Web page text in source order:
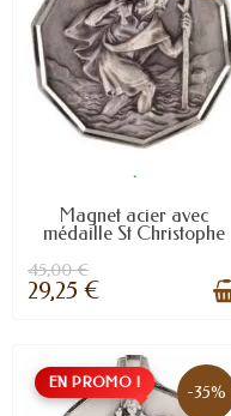
.
Magnet acier avec
médaille St Christophe
45,00 €
29,25 €
EN PROMO ! -35%